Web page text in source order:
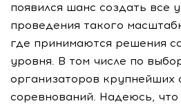
появился шанс создать все
проведения такого
где принимаются решения
уровня. В том числе по
организаторов крупнейших
соревнований. Надеюсь,